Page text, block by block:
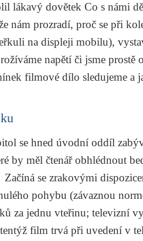
lákavý dovětek Co s námi
nám prozradí, proč se při
na displeji mobilu),
napětí či jsme prostě
filmové dílo sledujeme a
se hned úvodní oddíl
by měl čtenář obhlédnout
se zrakovými
pohybu (závaznou
za jednu vteřinu; televizní
film trvá při uvedení v